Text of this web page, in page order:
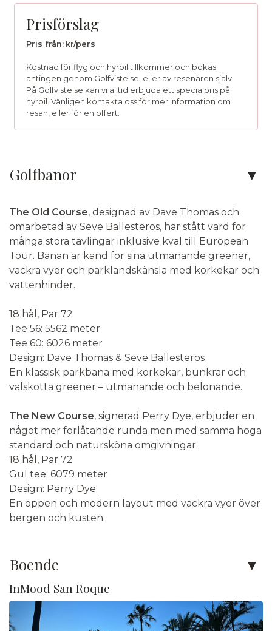
Prisförslag
Pris från: kr/pers
Kostnad för flyg och hyrbil tillkommer och bokas
antingen genom Golfvistelse, eller av resenären själv.
På Golfvistelse kan vi alltid erbjuda ett specialpris på
hyrbil. Vänligen kontakta oss för mer information om
resan, eller för en offert.
E-post: info@golfvistelse.se
Facebook:
Golfvistelse
Instagram: Golfvistelse
Kontaktformulär Ring oss
Golfbanor
The Old Course, designad av Dave Thomas och
omarbetad av Seve Ballesteros, har stått värd för
många stora tävlingar inklusive kval till European
Tour. Banan är känd för sina utmanande greener,
vackra vyer och parklandskänsla med korkekar och
vattenhinder.
18 hål, Par 72
Tee 56: 5562 meter
Tee 60: 6026 meter
Design: Dave Thomas & Seve Ballesteros
En klassisk parkbana med korkekar, bunkrar och
välskötta greener – utmanande och belönande.
The New Course, signerad Perry Dye, erbjuder en
något mer förlåtande runda men med samma höga
standard och natursköna omgivningar.
18 hål, Par 72
Gul tee: 6079 meter
Design: Perry Dye
En öppen och modern layout med vackra vyer över
bergen och kusten.
Boende
InMood San Roque